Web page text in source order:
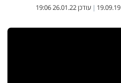
19.09.19
| עודכן26.01.22 19:06